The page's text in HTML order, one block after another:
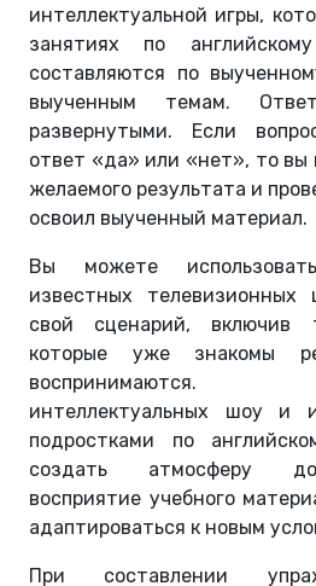
интеллектуальной игры,
занятиях по
составляются по
выученным темам.
развернутыми. Если
ответ «да» или «нет», то
желаемого результата и
освоил выученный материал.
Вы можете
известных
свой сценарий, включив
которые уже знакомы
воспринимаются.
интеллектуальных шоу и
подростками по
создать атмосферу
восприятие учебного
адаптироваться к новым
При составлении